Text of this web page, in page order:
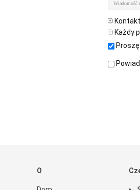
Wiadomość
Kontakt
Każdy
O